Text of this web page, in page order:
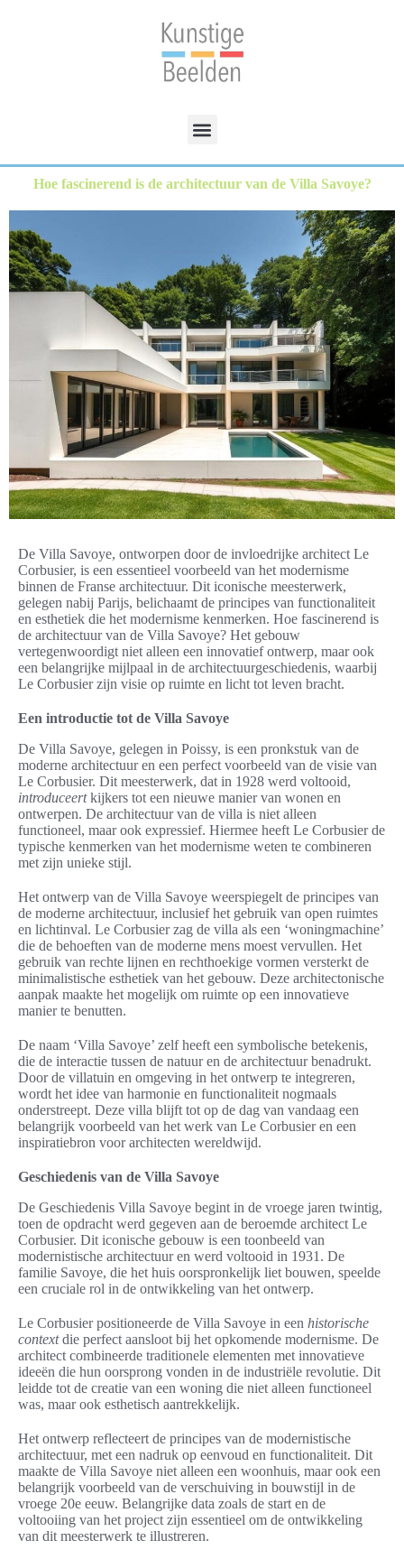
Hoe fascinerend is de architectuur van de Villa Savoye?
De Villa Savoye, ontworpen door de invloedrijke architect Le
Corbusier, is een essentieel voorbeeld van het modernisme
binnen de Franse architectuur. Dit iconische meesterwerk,
gelegen nabij Parijs, belichaamt de principes van functionaliteit
en esthetiek die het modernisme kenmerken. Hoe fascinerend is
de architectuur van de Villa Savoye? Het gebouw
vertegenwoordigt niet alleen een innovatief ontwerp, maar ook
een belangrijke mijlpaal in de architectuurgeschiedenis, waarbij
Le Corbusier zijn visie op ruimte en licht tot leven bracht.
Een introductie tot de Villa Savoye
De Villa Savoye, gelegen in Poissy, is een pronkstuk van de
moderne architectuur en een perfect voorbeeld van de visie van
Le Corbusier. Dit meesterwerk, dat in 1928 werd voltooid,
introduceertkijkers tot een nieuwe manier van wonen en
ontwerpen. De architectuur van de villa is niet alleen
functioneel, maar ook expressief. Hiermee heeft Le Corbusier de
typische kenmerken van het modernisme weten te combineren
met zijn unieke stijl.
Het ontwerp van de Villa Savoye weerspiegelt de principes van
de moderne architectuur, inclusief het gebruik van open ruimtes
en lichtinval. Le Corbusier zag de villa als een ‘woningmachine’
die de behoeften van de moderne mens moest vervullen. Het
gebruik van rechte lijnen en rechthoekige vormen versterkt de
minimalistische esthetiek van het gebouw. Deze architectonische
aanpak maakte het mogelijk om ruimte op een innovatieve
manier te benutten.
De naam ‘Villa Savoye’ zelf heeft een symbolische betekenis,
die de interactie tussen de natuur en de architectuur benadrukt.
Door de villatuin en omgeving in het ontwerp te integreren,
wordt het idee van harmonie en functionaliteit nogmaals
onderstreept. Deze villa blijft tot op de dag van vandaag een
belangrijk voorbeeld van het werk van Le Corbusier en een
inspiratiebron voor architecten wereldwijd.
Geschiedenis van de Villa Savoye
De Geschiedenis Villa Savoye begint in de vroege jaren twintig,
toen de opdracht werd gegeven aan de beroemde architect Le
Corbusier. Dit iconische gebouw is een toonbeeld van
modernistische architectuur en werd voltooid in 1931. De
familie Savoye, die het huis oorspronkelijk liet bouwen, speelde
een cruciale rol in de ontwikkeling van het ontwerp.
Le Corbusier positioneerde de Villa Savoye in een historische
contextdie perfect aansloot bij het opkomende modernisme. De
architect combineerde traditionele elementen met innovatieve
ideeën die hun oorsprong vonden in de industriële revolutie. Dit
leidde tot de creatie van een woning die niet alleen functioneel
was, maar ook esthetisch aantrekkelijk.
Het ontwerp reflecteert de principes van de modernistische
architectuur, met een nadruk op eenvoud en functionaliteit. Dit
maakte de Villa Savoye niet alleen een woonhuis, maar ook een
belangrijk voorbeeld van de verschuiving in bouwstijl in de
vroege 20e eeuw. Belangrijke data zoals de start en de
voltooiing van het project zijn essentieel om de ontwikkeling
van dit meesterwerk te illustreren.